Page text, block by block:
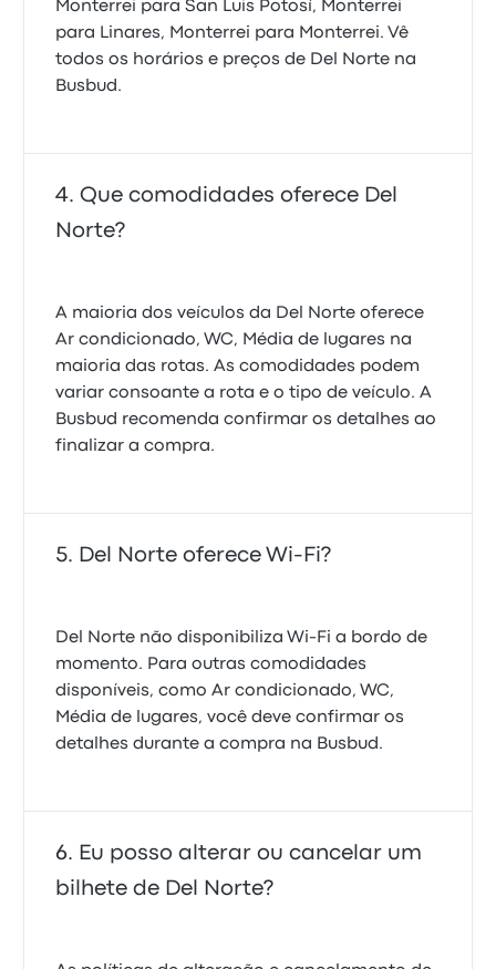
Monterrei para San Luis Potosí, Monterrei
para Linares, Monterrei para Monterrei. Vê
todos os horários e preços de Del Norte na
Busbud.
Que comodidades oferece Del
Norte?
A maioria dos veículos da Del Norte oferece
Ar condicionado, WC, Média de lugares na
maioria das rotas. As comodidades podem
variar consoante a rota e o tipo de veículo. A
Busbud recomenda confirmar os detalhes ao
finalizar a compra.
Del Norte oferece Wi-Fi?
Del Norte não disponibiliza Wi-Fi a bordo de
momento. Para outras comodidades
disponíveis, como Ar condicionado, WC,
Média de lugares, você deve confirmar os
detalhes durante a compra na Busbud.
Eu posso alterar ou cancelar um
bilhete de Del Norte?